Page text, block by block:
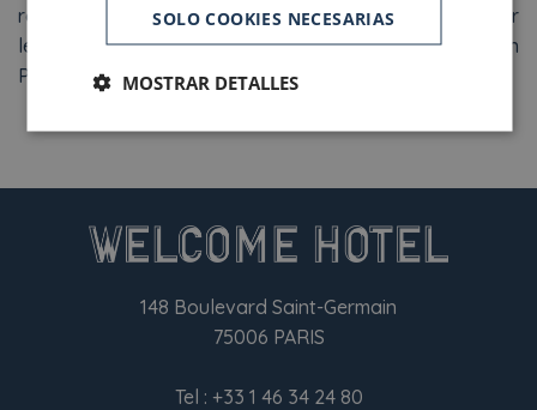
romanticismo parisino. La vista de los edificios de sillar
le recordará que el Welcome Hotel está realmente en
París…
148 Boulevard Saint-Germain
75006 PARIS
Tel : +33 1 46 34 24 80
SOLO COOKIES NECESARIAS
MOSTRAR DETALLES